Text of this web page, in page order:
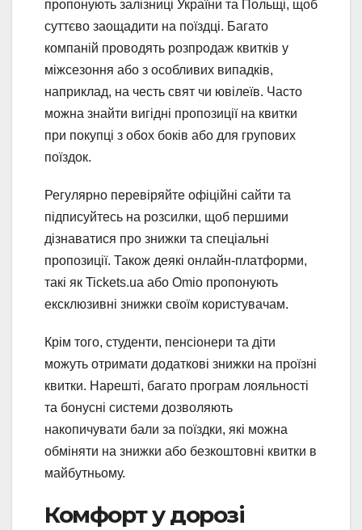
пропонують залізниці України та Польщі, щоб
суттєво заощадити на поїздці. Багато
компаній проводять розпродаж квитків у
міжсезоння або з особливих випадків,
наприклад, на честь свят чи ювілеїв. Часто
можна знайти вигідні пропозиції на квитки
при покупці з обох боків або для групових
поїздок.
Регулярно перевіряйте офіційні сайти та
підписуйтесь на розсилки, щоб першими
дізнаватися про знижки та спеціальні
пропозиції. Також деякі онлайн-платформи,
такі як Tickets.ua або Omio пропонують
ексклюзивні знижки своїм користувачам.
Крім того, студенти, пенсіонери та діти
можуть отримати додаткові знижки на проїзні
квитки. Нарешті, багато програм лояльності
та бонусні системи дозволяють
накопичувати бали за поїздки, які можна
обміняти на знижки або безкоштовні квитки в
майбутньому.
Комфорт у дорозі